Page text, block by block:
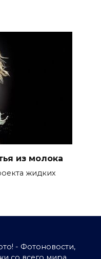
из молока
жидких
- Фотоновости,